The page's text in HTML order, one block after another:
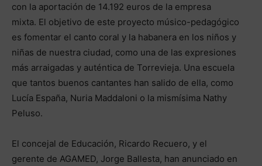
con la aportación de 14.192 euros de la empresa
mixta. El objetivo de este proyecto músico-pedagógico
es fomentar el canto coral y la habanera en los niños y
niñas de nuestra ciudad, como una de las expresiones
más arraigadas y auténtica de Torrevieja. Una escuela
que tantos buenos cantantes han salido de ella, como
Lucía España, Nuria Maddaloni o la mismísima Nathy
Peluso.
El concejal de Educación, Ricardo Recuero, y el
gerente de AGAMED, Jorge Ballesta, han anunciado en